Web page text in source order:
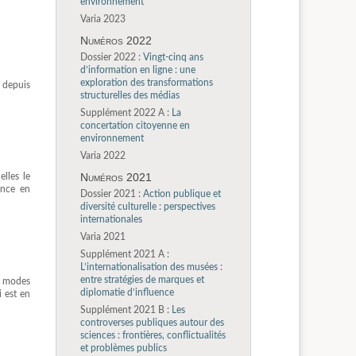
depuis
le
en
est en
Varia 2023
Numéros 2022
Dossier 2022 : Vingt-cinq ans
d’information en ligne : une
exploration des transformations
structurelles des médias
Supplément 2022 A : La
concertation citoyenne en
environnement
Varia 2022
Numéros 2021
Dossier 2021 : Action publique et
diversité culturelle : perspectives
internationales
Varia 2021
Supplément 2021 A :
L’internationalisation des musées :
entre stratégies de marques et
diplomatie d’influence
Supplément 2021 B : Les
controverses publiques autour des
sciences : frontières, conflictualités
et problèmes publics